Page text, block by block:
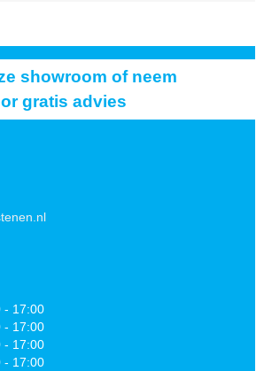
showroom of neem
gratis advies
- 17:00
- 17:00
- 17:00
- 17:00